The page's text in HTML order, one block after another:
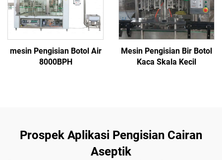
mesin Pengisian Botol Air
8000BPH
Mesin Pengisian Bir Botol
Kaca Skala Kecil
Prospek Aplikasi Pengisian Cairan
Aseptik